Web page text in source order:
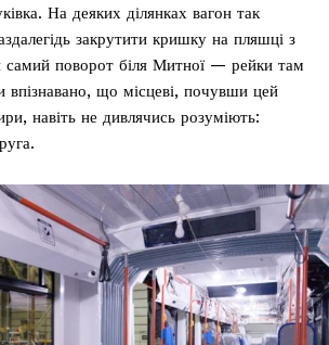
На деяких ділянках вагон так
закрутити кришку на пляшці з
поворот біля Митної — рейки там
впізнавано, що місцеві, почувши цей
навіть не дивлячись розуміють: